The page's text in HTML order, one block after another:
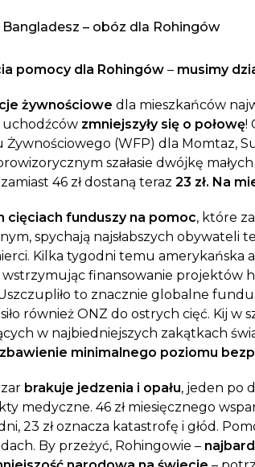
Uratuj dziecko cierpiące z powodu
Bangladesz – obóz dla Rohingów
pomocy dla Rohingów– musimy
żywnościowe dla mieszkańców
uchodźcówzmniejszyły się o połowę!
Żywnościowego (WFP) dla Momtaz,
szałasie dwójkę małych
46 zł dostaną teraz 23 zł. Na
cięciach funduszy na pomoc, które
spychają najsłabszych obywateli
Kilka tygodni temu amerykańska
wstrzymując finansowanie projektów
Uszczupliło to znacznie globalne
również ONZ do ostrych cięć. Kij w
w najbiedniejszych zakątkach
minimalnego poziomu
brakuje jedzenia i opału, jeden po
medyczne. 46 zł miesięcznego
23 zł oznacza katastrofę i głód.
By przeżyć, Rohingowie –